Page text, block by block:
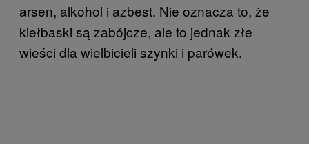
arsen, alkohol i azbest. Nie oznacza to, że
kiełbaski są zabójcze, ale to jednak złe
wieści dla wielbicieli szynki i parówek.